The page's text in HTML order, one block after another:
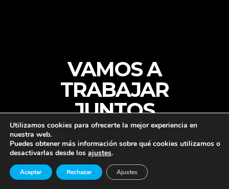
VAMOS A
TRABAJAR
JUNTOS
— PONERSE EN CONTACTO
Utilizamos cookies para ofrecerte la mejor experiencia en
nuestra web.
Puedes obtener más información sobre qué cookies utilizamos o
desactivarlas desde los ajustes.
Aceptar Rechazar Ajustes